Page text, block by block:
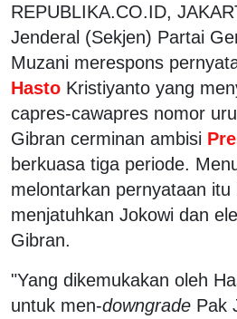
REPUBLIKA.CO.ID,
Jenderal (Sekjen) Partai
Muzani merespons
Hasto Kristiyanto yang
capres-cawapres nomor
Gibran cerminan ambisi
berkuasa tiga periode.
melontarkan pernyataan itu
menjatuhkan Jokowi dan
Gibran.
"Yang dikemukakan oleh
untuk men-downgrade Pak